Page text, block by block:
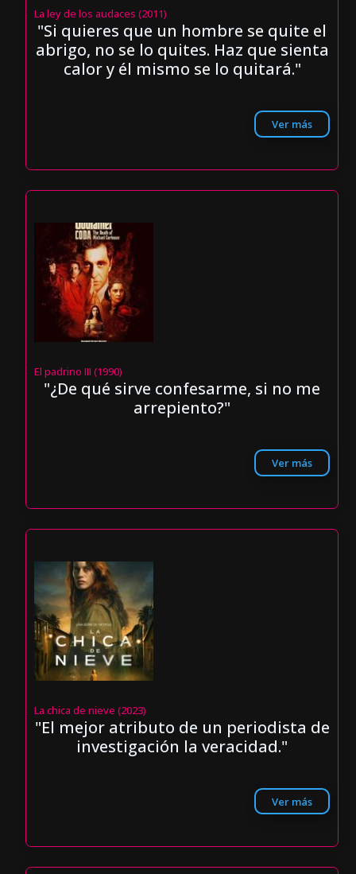
La ley de los audaces (2011)
"Si quieres que un hombre se quite el
abrigo, no se lo quites. Haz que sienta
calor y él mismo se lo quitará."
Ver más
El padrino III (1990)
"¿De qué sirve confesarme, si no me
arrepiento?"
Ver más
La chica de nieve (2023)
"El mejor atributo de un periodista de
investigación la veracidad."
Ver más